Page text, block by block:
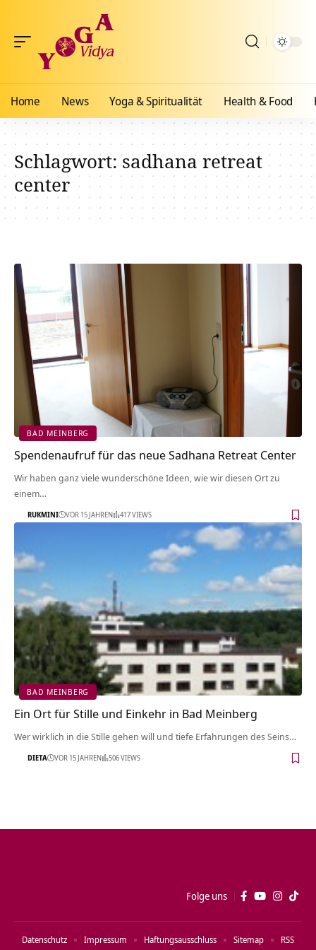
Home News Yoga & Spiritualität Health & Food
Schlagwort:sadhana retreat
center
BAD MEINBERG
Spendenaufruf für das neue Sadhana Retreat Center
Wir haben ganz viele wunderschöne Ideen, wie wir diesen Ort zu
einem…
RUKMINI VOR 15 JAHREN 417 VIEWS
BAD MEINBERG
Ein Ort für Stille und Einkehr in Bad Meinberg
Wer wirklich in die Stille gehen will und tiefe Erfahrungen des Seins…
DIETA VOR 15 JAHREN 506 VIEWS
Folge uns
Datenschutz Impressum Haftungsausschluss Sitemap RSS